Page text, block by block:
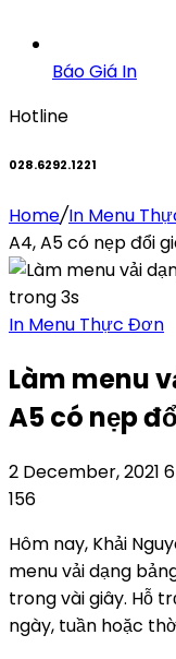
Báo Giá In
Hotline
028.6292.1221
Home/In Menu
A4, A5 có nẹp đổi
In Menu Thực Đơn
Làm menu
A5 có nẹp
2 December, 2021
156
Hôm nay, Khải
menu vải dạng
trong vài giây. Hỗ
ngày, tuần hoặc